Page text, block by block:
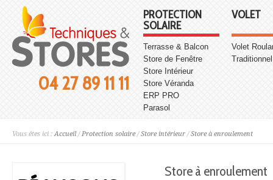
04 27 89 11 11
PROTECTION
SOLAIRE
Terrasse & Balcon
Store de Fenêtre
Store Intérieur
Store Véranda
ERP PRO
Parasol
VOLET
Volet
Traditionnel
Vous êtes ici :Accueil /Protection solaire /Store intérieur /Store à enroulement
Store à enroulement